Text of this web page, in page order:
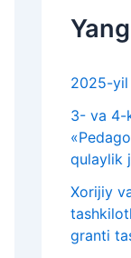
2025-yil
3- va 4-
qulaylik
Xorijiy
granti